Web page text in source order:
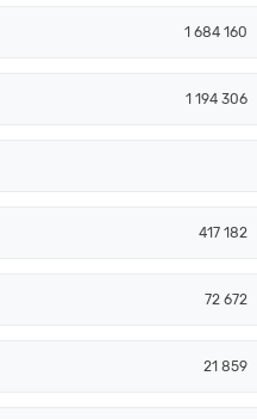
1 684 160
1 194 306
417 182
72 672
21 859